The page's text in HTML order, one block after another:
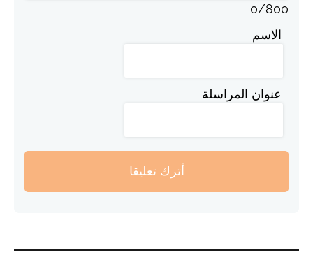
0/800
الاسم
عنوان المراسلة
أترك تعليقا